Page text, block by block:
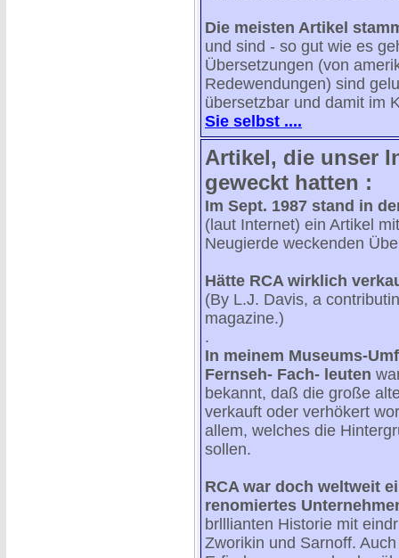
Die meisten Artikel
und sind - so gut wie es
Übersetzungen (von
Redewendungen) sind
übersetzbar und damit im
Sie selbst ....
Artikel, die unser
geweckt hatten :
Im Sept. 1987 stand in
(laut Internet) ein Artikel
Neugierde weckenden
Hätte RCA wirklich
(By L.J. Davis, a
magazine.)
.
In meinem Museums-
Fernseh- Fach- leuten
bekannt, daß die große
verkauft oder verhökert
allem, welches die
sollen.
RCA war doch weltweit
renomiertes
brlllianten Historie mit
Zworikin und Sarnoff.